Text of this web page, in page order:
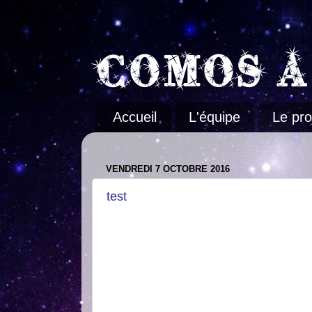
Accueil L'équipe Le
VENDREDI 7 OCTOBRE 2016
test